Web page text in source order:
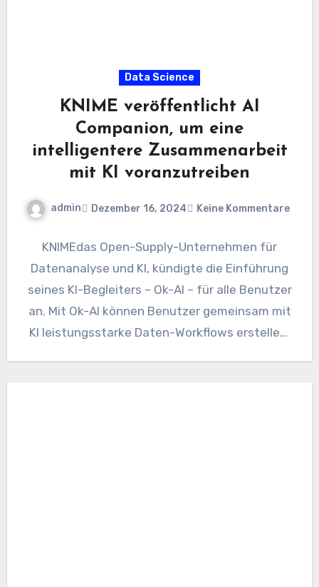
Data Science
KNIME veröffentlicht AI
Companion, um eine
intelligentere Zusammenarbeit
mit KI voranzutreiben
admin Dezember 16, 2024 Keine Kommentare
KNIMEdas Open-Supply-Unternehmen für
Datenanalyse und KI, kündigte die Einführung
seines KI-Begleiters – Ok-AI – für alle Benutzer
an. Mit Ok-AI können Benutzer gemeinsam mit
KI leistungsstarke Daten-Workflows erstellen.